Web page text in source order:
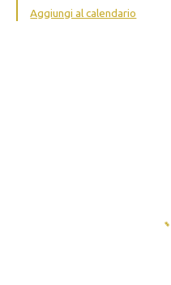
Aggiungi al calendario